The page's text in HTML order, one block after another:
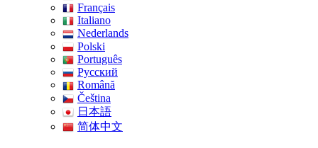
Français
Italiano
Nederlands
Polski
Português
Pусский
Română
Čeština
日本語
简体中文